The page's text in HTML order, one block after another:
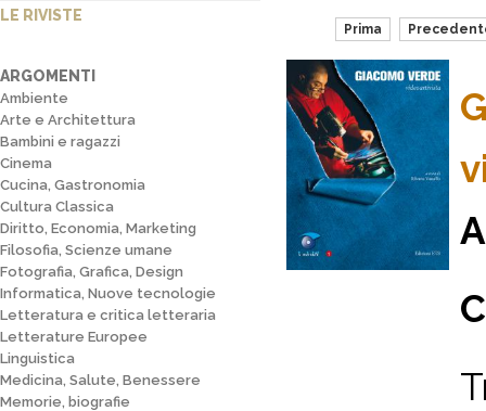
LE RIVISTE
ARGOMENTI
Ambiente
Arte e Architettura
Bambini e ragazzi
Cinema
Cucina, Gastronomia
Cultura Classica
Diritto, Economia, Marketing
Filosofia, Scienze umane
Fotografia, Grafica, Design
Informatica, Nuove tecnologie
Letteratura e critica letteraria
Letterature Europee
Linguistica
Medicina, Salute, Benessere
Memorie, biografie
Prima